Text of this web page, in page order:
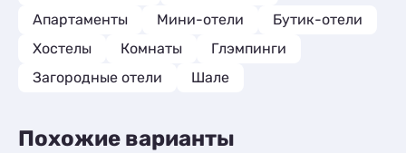
Апартаменты
Мини-отели
Бутик-отели
Хостелы
Комнаты
Глэмпинги
Загородные отели
Шале
Похожие варианты